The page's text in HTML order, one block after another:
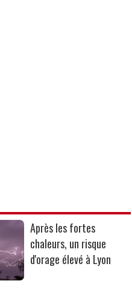
Après les fortes
chaleurs, un risque
d'orage élevé à Lyon